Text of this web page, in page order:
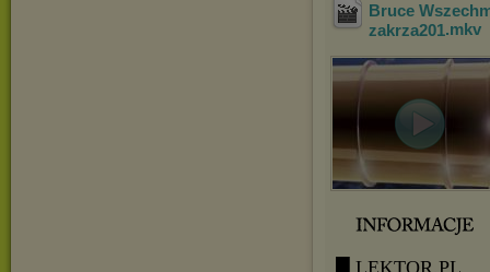
Bruce
zakrza201.mkv
█ LEKTOR.PL